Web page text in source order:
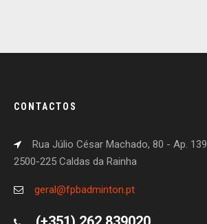
CONTACTOS
Rua Júlio César Machado, 80 - Ap. 139
2500-225 Caldas da Rainha
geral@fpbadminton.pt